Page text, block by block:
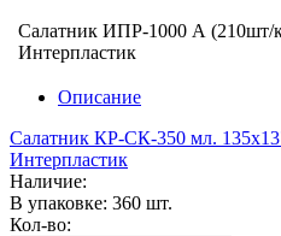
Салатник ИПР-1000 А (210шт/
Интерпластик
Описание
Салатник КР-СК-350 мл.
Интерпластик
Наличие:
В упаковке: 360 шт.
Кол-во: